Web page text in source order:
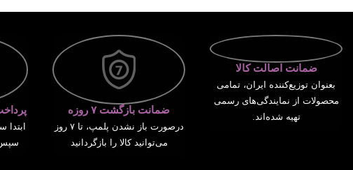
ضمانت اصالت کالا
بعنوان توزیع‌کننده ایران، تمامی
محصولات از نمایندگی‌های رسمی
تهیه شده‌اند.
ضمانت بازگشت ۷ روزه
درصورت باز نشدن پلمپ، تا ۷ روز
می‌توانید کالا را بازگردانید
ابتدا
سپس